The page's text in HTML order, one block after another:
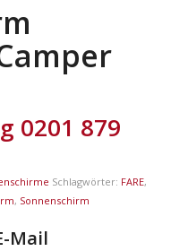
0201 879
Schlagwörter: FARE,
, Sonnenschirm
Mail